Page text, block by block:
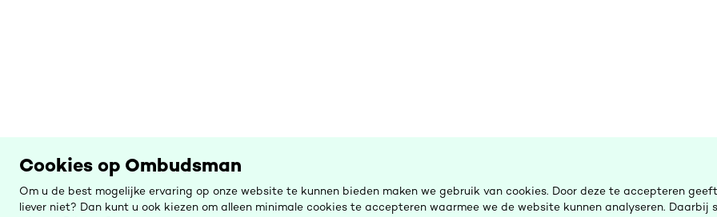
Cookies op Ombudsman
Om u de best mogelijke ervaring op onze website te kunnen bieden maken we gebruik van cookies. Door deze te accepteren
liever niet? Dan kunt u ook kiezen om alleen minimale cookies te accepteren waarmee we de website kunnen analyseren.